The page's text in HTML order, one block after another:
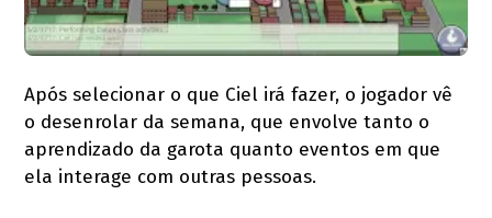
Após selecionar o que Ciel irá fazer, o jogador vê
o desenrolar da semana, que envolve tanto o
aprendizado da garota quanto eventos em que
ela interage com outras pessoas.